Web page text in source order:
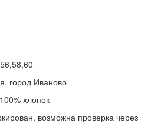
город Иваново
100% хлопок
возможна проверка через